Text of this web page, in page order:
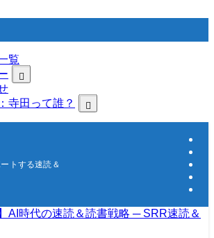
覧
寺田って誰？
トする速読＆高速学習の研究所